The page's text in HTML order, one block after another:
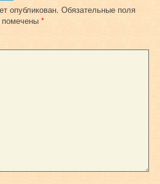
опубликован. Обязательные поля
помечены *